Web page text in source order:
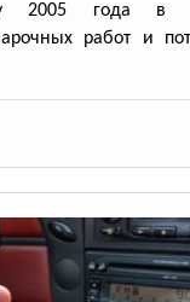
2005 года в
работ и